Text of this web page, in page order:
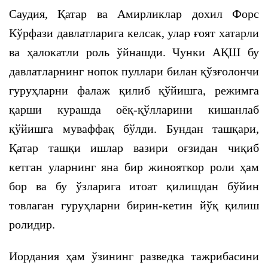
Саудия, Қатар ва Амирликлар дохил Форс
Кўрфази давлатларига келсак, улар ғоят хатарли
ва ҳалокатли роль ўйнашди. Чунки АҚШ бу
давлатларнинг нопок пуллари билан қўзғолончи
гуруҳларни фалаж қилиб қўйишга, режимга
қарши курашда оёқ-қўлларини кишанлаб
қўйишга муваффақ бўлди. Бундан ташқари,
Қатар ташқи ишлар вазири оғзидан чиқиб
кетган уларнинг яна бир жинояткор роли ҳам
бор ва бу ўзларига итоат қилишдан бўйин
товлаган гуруҳларни бирин-кетин йўқ қилиш
ролидир.
Иордания ҳам ўзининг разведка тажрибасини